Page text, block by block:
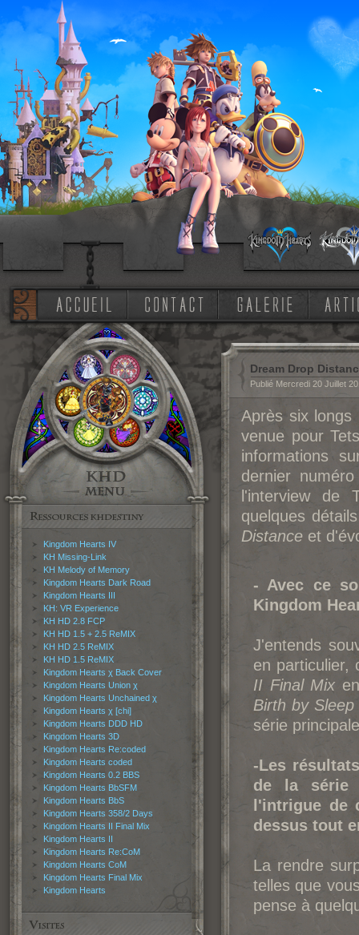
Kingdom Hearts IV
KH Missing-Link
KH Melody of Memory
Kingdom Hearts Dark Road
Kingdom Hearts III
KH: VR Experience
KH HD 2.8 FCP
KH HD 1.5 + 2.5 ReMIX
KH HD 2.5 ReMIX
KH HD 1.5 ReMIX
Kingdom Hearts χ Back Cover
Kingdom Hearts Union χ
Kingdom Hearts Unchained χ
Kingdom Hearts χ [chi]
Kingdom Hearts DDD HD
Kingdom Hearts 3D
Kingdom Hearts Re:coded
Kingdom Hearts coded
Kingdom Hearts 0.2 BBS
Kingdom Hearts BbSFM
Kingdom Hearts BbS
Kingdom Hearts 358/2 Days
Kingdom Hearts II Final Mix
Kingdom Hearts II
Kingdom Hearts Re:CoM
Kingdom Hearts CoM
Kingdom Hearts Final Mix
Kingdom Hearts
Dream Drop
Publié Mercredi 20 Juillet
Après six longs
venue pour
informations
dernier
l'interview de
quelques
Distance et
- Avec ce
Kingdom
J'entends
en particulier,
II Final Mix
Birth by Sleep
série
-Les
de la série
l'intrigue de
dessus tout
La rendre
telles que
pense à